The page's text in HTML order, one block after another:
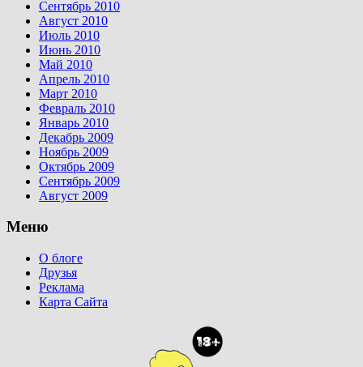
Сентябрь 2010
Август 2010
Июль 2010
Июнь 2010
Май 2010
Апрель 2010
Март 2010
Февраль 2010
Январь 2010
Декабрь 2009
Ноябрь 2009
Октябрь 2009
Сентябрь 2009
Август 2009
Меню
О блоге
Друзья
Реклама
Карта Сайта